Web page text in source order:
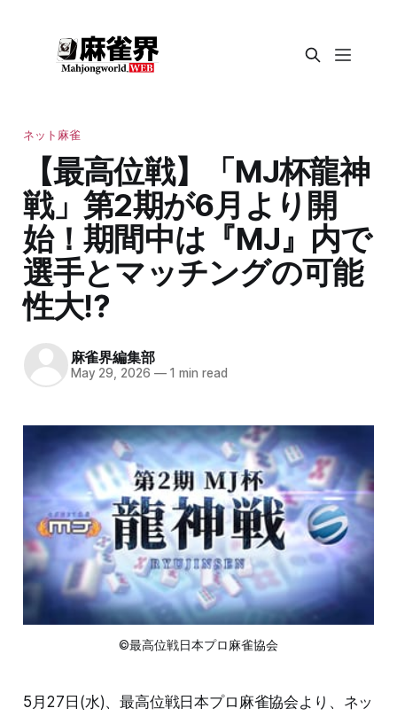
ネット麻雀
【最高位戦】「MJ杯龍神
戦」第2期が6月より開
始！期間中は『MJ』内で
選手とマッチングの可能
性大⁉
麻雀界編集部
May 29, 2026 —1 min read
©最高位戦日本プロ麻雀協会
5月27日(水)、最高位戦日本プロ麻雀協会より、ネッ